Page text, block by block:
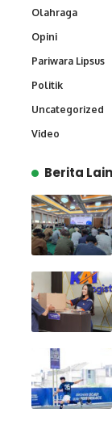
Olahraga
Opini
Pariwara Lipsus
Politik
Uncategorized
Video
Berita